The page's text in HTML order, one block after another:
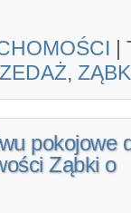
|
,
pokojowe
Ząbki o